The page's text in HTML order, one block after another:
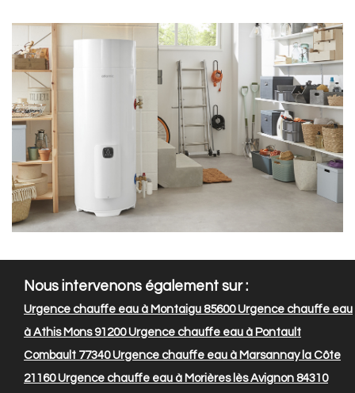
Nous intervenons également sur :
Urgence chauffe eau à Montaigu 85600Urgence chauffe eau
à Athis Mons 91200Urgence chauffe eau à Pontault
Combault 77340Urgence chauffe eau à Marsannay la Côte
21160Urgence chauffe eau à Morières lès Avignon 84310